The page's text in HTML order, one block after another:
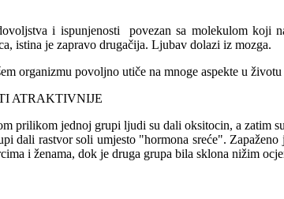
i ispunjenosti povezan sa molekulom koji
istina je zapravo drugačija. Ljubav dolazi iz mozga.
organizmu povoljno utiče na mnoge aspekte u
ATRAKTIVNIJE
prilikom jednoj grupi ljudi su dali oksitocin, a zatim
dali rastvor soli umjesto "hormona sreće".
i ženama, dok je druga grupa bila sklona nižim